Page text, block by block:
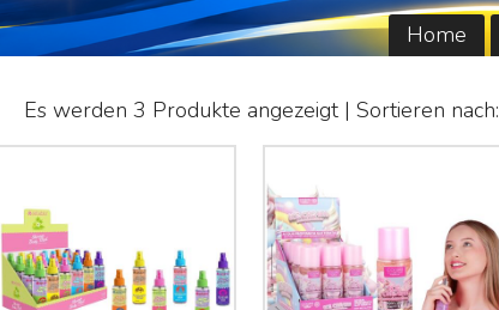
Home
Es werden 3 Produkte angezeigt | Sortieren nach: